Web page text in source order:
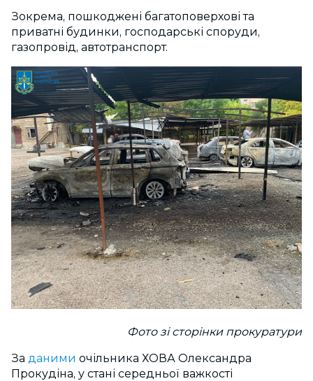
Зокрема, пошкоджені багатоповерхові та
приватні будинки, господарські споруди,
газопровід, автотранспорт.
Фото зі сторінки прокуратури
За даними очільника ХОВА Олександра
Прокудіна, у стані середньої важкості